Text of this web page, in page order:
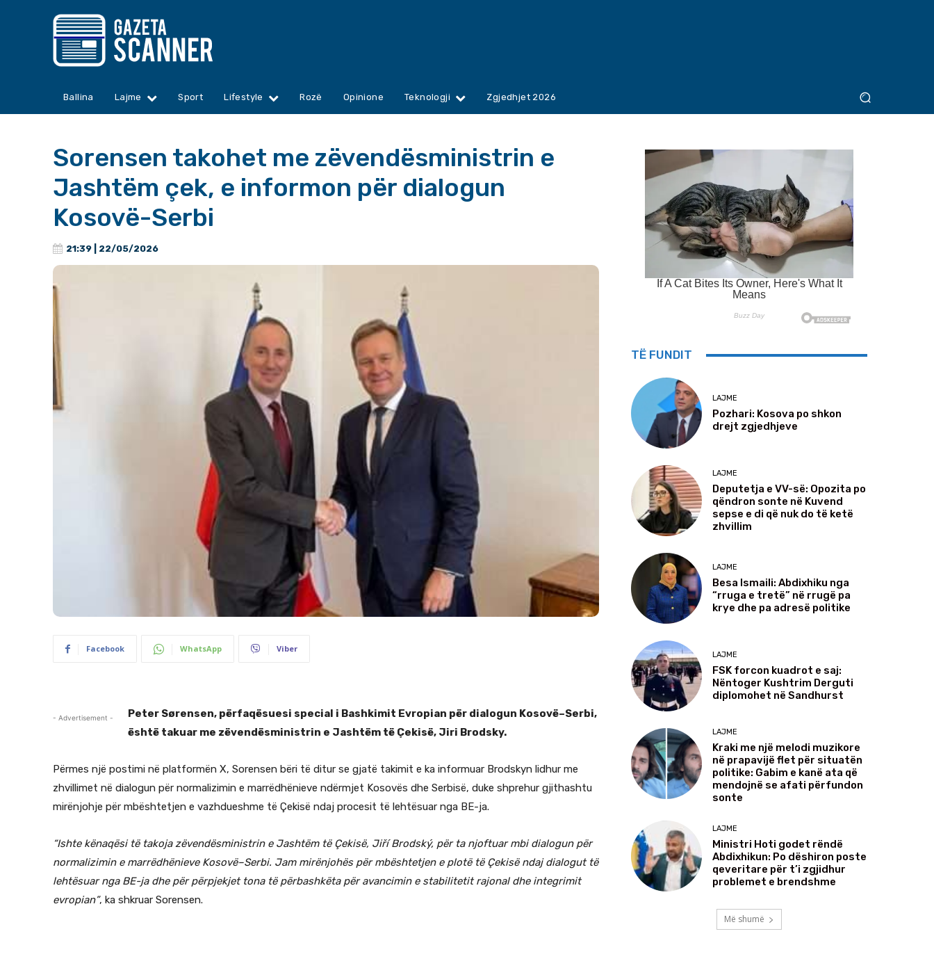
Ballina Lajme Sport Lifestyle Rozë Opinione Teknologji Zgjedhjet 2026
Sorensen takohet me zëvendësministrin e
Jashtëm çek, e informon për dialogun
Kosovë-Serbi
21:39 | 22/05/2026
Facebook WhatsApp Viber
- Advertisement -
Peter Sørensen, përfaqësuesi special i Bashkimit Evropian për dialogun Kosovë–Serbi,
është takuar me zëvendësministrin e Jashtëm të Çekisë, Jiri Brodsky.
Përmes një postimi në platformën X, Sorensen bëri të ditur se gjatë takimit e ka informuar Brodskyn lidhur me
zhvillimet në dialogun për normalizimin e marrëdhënieve ndërmjet Kosovës dhe Serbisë, duke shprehur gjithashtu
mirënjohje për mbështetjen e vazhdueshme të Çekisë ndaj procesit të lehtësuar nga BE-ja.
“Ishte kënaqësi të takoja zëvendësministrin e Jashtëm të Çekisë, Jiří Brodský, për ta njoftuar mbi dialogun për
normalizimin e marrëdhënieve Kosovë–Serbi. Jam mirënjohës për mbështetjen e plotë të Çekisë ndaj dialogut të
lehtësuar nga BE-ja dhe për përpjekjet tona të përbashkëta për avancimin e stabilitetit rajonal dhe integrimit
evropian”, ka shkruar Sorensen.
TË FUNDIT
LAJME
Pozhari: Kosova po shkon
drejt zgjedhjeve
LAJME
Deputetja e VV-së: Opozita po
qëndron sonte në Kuvend
sepse e di që nuk do të ketë
zhvillim
LAJME
Besa Ismaili: Abdixhiku nga
“rruga e tretë” në rrugë pa
krye dhe pa adresë politike
LAJME
FSK forcon kuadrot e saj:
Nëntoger Kushtrim Derguti
diplomohet në Sandhurst
LAJME
Kraki me një melodi muzikore
në prapavijë flet për situatën
politike: Gabim e kanë ata që
mendojnë se afati përfundon
sonte
LAJME
Ministri Hoti godet rëndë
Abdixhikun: Po dëshiron poste
qeveritare për t’i zgjidhur
problemet e brendshme
Më shumë